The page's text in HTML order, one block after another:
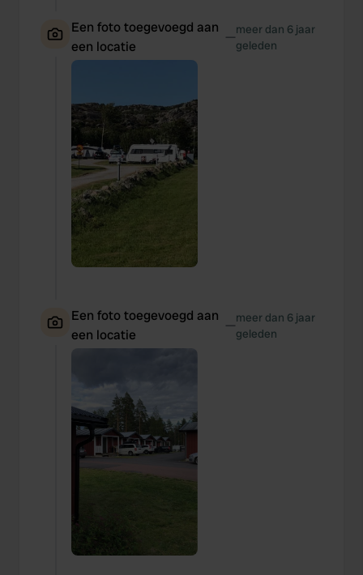
Een foto toegevoegd aan
een locatie
—meer dan 6 jaar
geleden
Een foto toegevoegd aan
een locatie
—meer dan 6 jaar
geleden